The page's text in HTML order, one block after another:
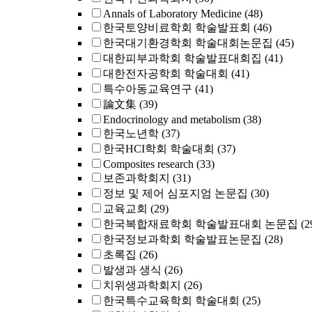
Annals of Laboratory Medicine (48)
한국토양비료학회 학술발표회 (46)
한국대기환경학회 학술대회논문집 (45)
대한피부과학회 학술발표대회집 (41)
대한전자공학회 학술대회 (41)
특수아동교육연구 (41)
論文集 (39)
Endocrinology and metabolism (38)
한국노년학 (37)
한국HCI학회 학술대회 (37)
Composites research (33)
보존과학회지 (31)
정보 및 제어 심포지엄 논문집 (30)
교육교회 (29)
한국복합재료학회 학술발표대회 논문집
한국정보과학회 학술발표논문집 (28)
초록집 (26)
발생과 생식 (26)
치위생과학회지 (26)
한국특수교육학회 학술대회 (25)